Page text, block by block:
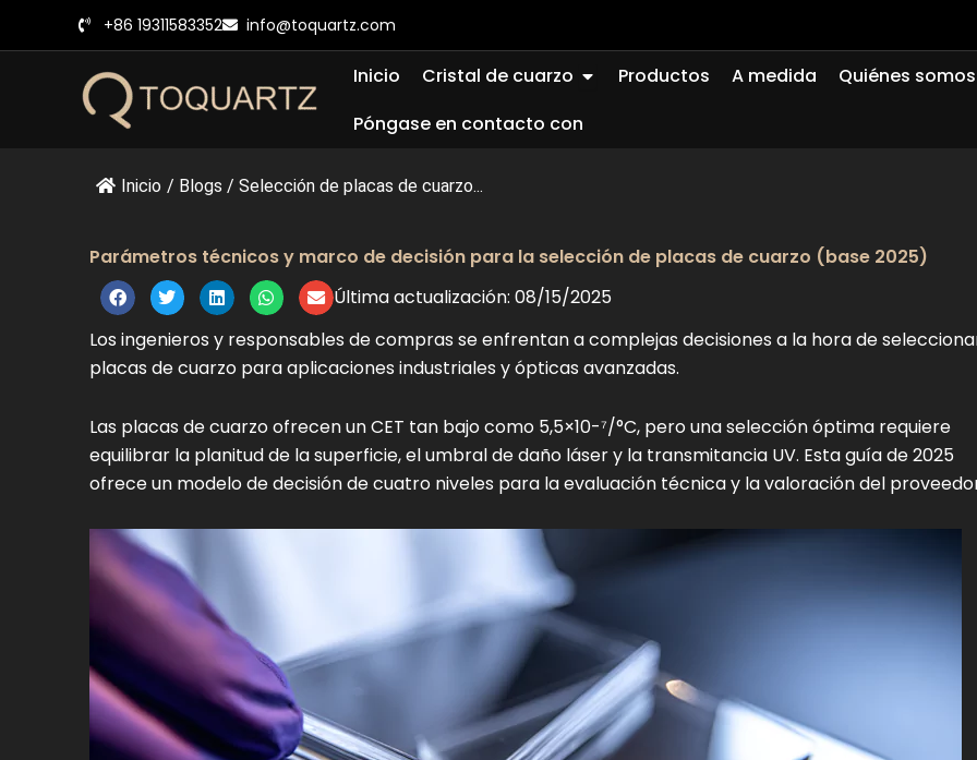
+86 19311583352 info@toquartz.com
Inicio Cristal de cuarzo Abierto Quartz Glass
Productos A medida Quiénes somos
Póngase en contacto con
Inicio / Blogs / Selección de placas de cuarzo...
Parámetros técnicos y marco de decisión para la selección de placas de cuarzo (base 2025)
Última actualización: 08/15/2025
Los ingenieros y responsables de compras se enfrentan a complejas decisiones a la hora de
placas de cuarzo para aplicaciones industriales y ópticas avanzadas.
Las placas de cuarzo ofrecen un CET tan bajo como 5,5×10-⁷/°C, pero una selección óptima requiere
equilibrar la planitud de la superficie, el umbral de daño láser y la transmitancia UV. Esta guía de 2025
ofrece un modelo de decisión de cuatro niveles para la evaluación técnica y la valoración del